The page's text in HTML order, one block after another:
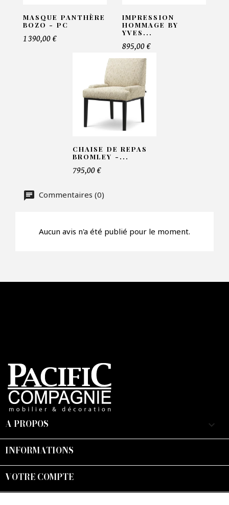
Nombre de produit*
MASQUE PANTHÈRE
BOZO - PC
1 390,00 €
IMPRESSION
HOMMAGE BY
YVES...
895,00 €
CHAISE DE REPAS
BROMLEY -...
795,00 €
Commentaires (0)
Aucun avis n'a été publié pour le moment.
A PROPOS keyboard_arrow_down
INFORMATIONS
VOTRE COMPTE